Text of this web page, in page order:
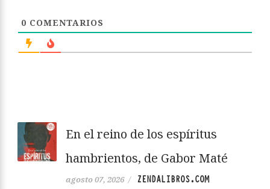
0 COMENTARIOS
En el reino de los espíritus
hambrientos, de Gabor Maté
agosto 07, 2026 / ZENDALIBROS.COM